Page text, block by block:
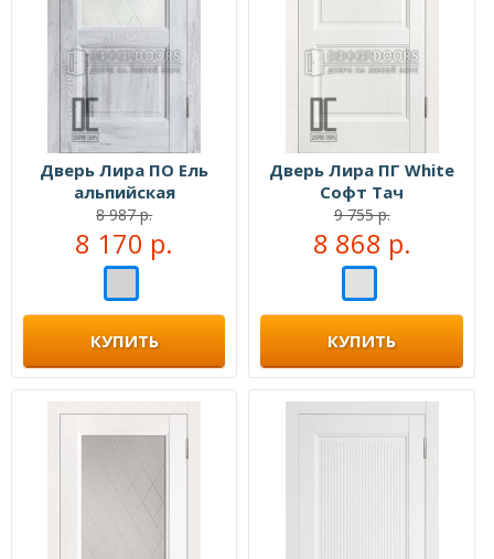
Дверь Лира ПО Ель
альпийская
8 987 р.
8 170 р.
КУПИТЬ
Дверь Лира ПГ White
Софт Тач
9 755 р.
8 868 р.
КУПИТЬ